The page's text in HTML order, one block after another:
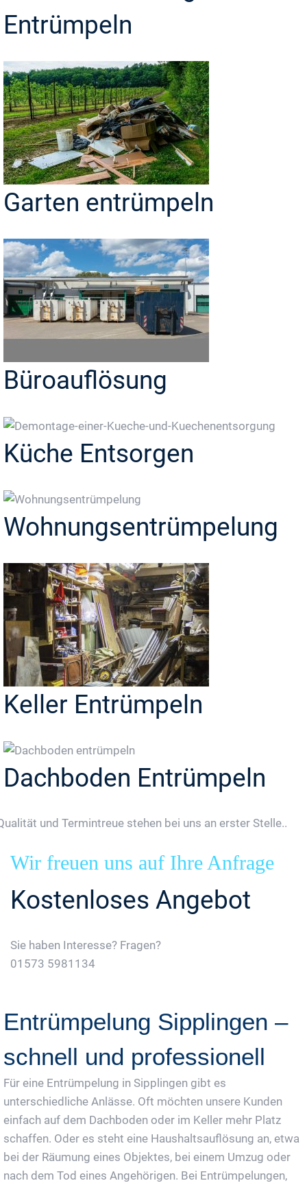
Entrümpeln
Garten entrümpeln
Büroauflösung
Küche Entsorgen
Wohnungsentrümpelung
Keller Entrümpeln
Dachboden Entrümpeln
und Termintreue stehen bei uns an erster Stelle..
Wir freuen uns auf Ihre Anfrage
Kostenloses Angebot
Sie haben Interesse? Fragen?
01573 5981134
Entrümpelung Sipplingen –
schnell und professionell
Für eine Entrümpelung in Sipplingen gibt es
unterschiedliche Anlässe. Oft möchten unsere Kunden
einfach auf dem Dachboden oder im Keller mehr Platz
schaffen. Oder es steht eine Haushaltsauflösung an, etwa
bei der Räumung eines Objektes, bei einem Umzug oder
nach dem Tod eines Angehörigen. Bei Entrümpelungen,